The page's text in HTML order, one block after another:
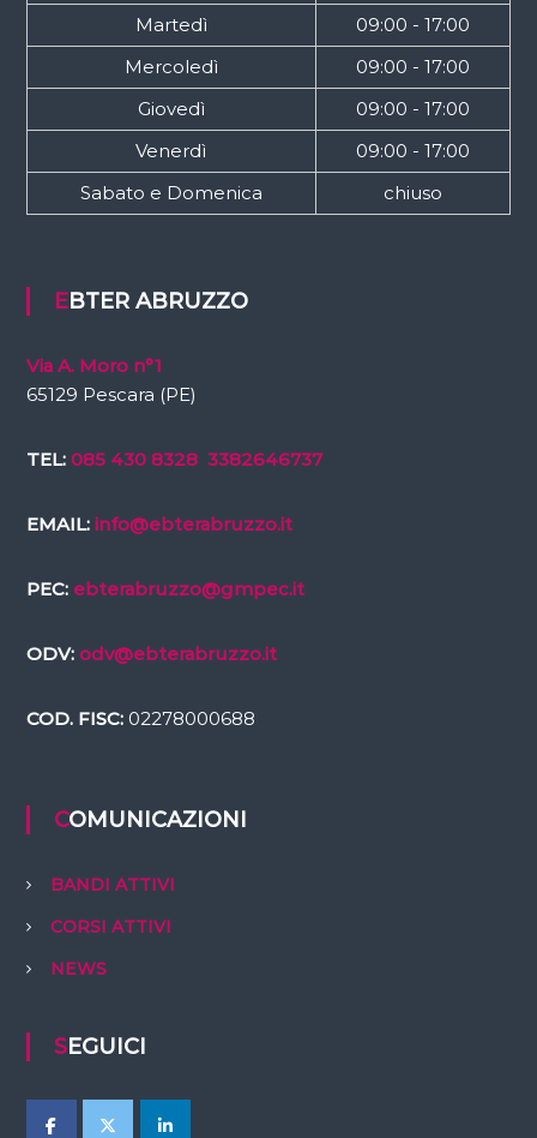
Martedì
09:00 - 17:00
Mercoledì
09:00 - 17:00
Giovedì
09:00 - 17:00
Venerdì
09:00 - 17:00
Sabato e Domenica
chiuso
EBTER ABRUZZO
Via A. Moro n°1
65129 Pescara (PE)
TEL: 085 430 8328 3382646737
EMAIL: info@ebterabruzzo.it
PEC: ebterabruzzo@gmpec.it
ODV: odv@ebterabruzzo.it
COD. FISC:02278000688
COMUNICAZIONI
BANDI ATTIVI
CORSI ATTIVI
NEWS
SEGUICI